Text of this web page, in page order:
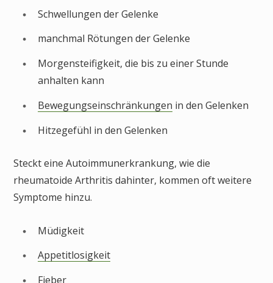
Schwellungen der Gelenke
manchmal Rötungen der Gelenke
Morgensteifigkeit, die bis zu einer Stunde
anhalten kann
Bewegungseinschränkungen in den Gelenken
Hitzegefühl in den Gelenken
Steckt eine Autoimmunerkrankung, wie die
rheumatoide Arthritis dahinter, kommen oft weitere
Symptome hinzu.
Müdigkeit
Appetitlosigkeit
Fieber